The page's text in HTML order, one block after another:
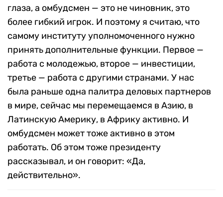
глаза, а омбудсмен — это не чиновник, это
более гибкий игрок. И поэтому я считаю, что
самому институту уполномоченного нужно
принять дополнительные функции. Первое —
работа с молодежью, второе — инвестиции,
третье — работа с другими странами. У нас
была раньше одна палитра деловых партнеров
в мире, сейчас мы перемещаемся в Азию, в
Латинскую Америку, в Африку активно. И
омбудсмен может тоже активно в этом
работать. Об этом тоже президенту
рассказывал, и он говорит: «Да,
действительно».